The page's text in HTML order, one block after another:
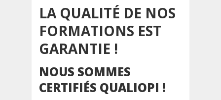
LA QUALITÉ DE NOS
FORMATIONS EST
GARANTIE !
NOUS SOMMES
CERTIFIÉS QUALIOPI !